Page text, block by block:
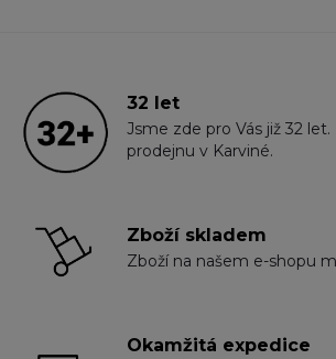
32 let
Jsme zde pro Vás již 32
prodejnu v Karviné.
Zboží skladem
Zboží na našem e-shopu
Okamžitá expedice